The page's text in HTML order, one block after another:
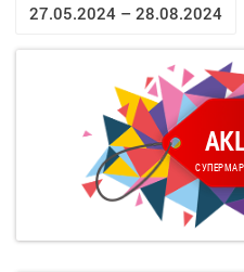
27.05.2024 – 28.08.2024